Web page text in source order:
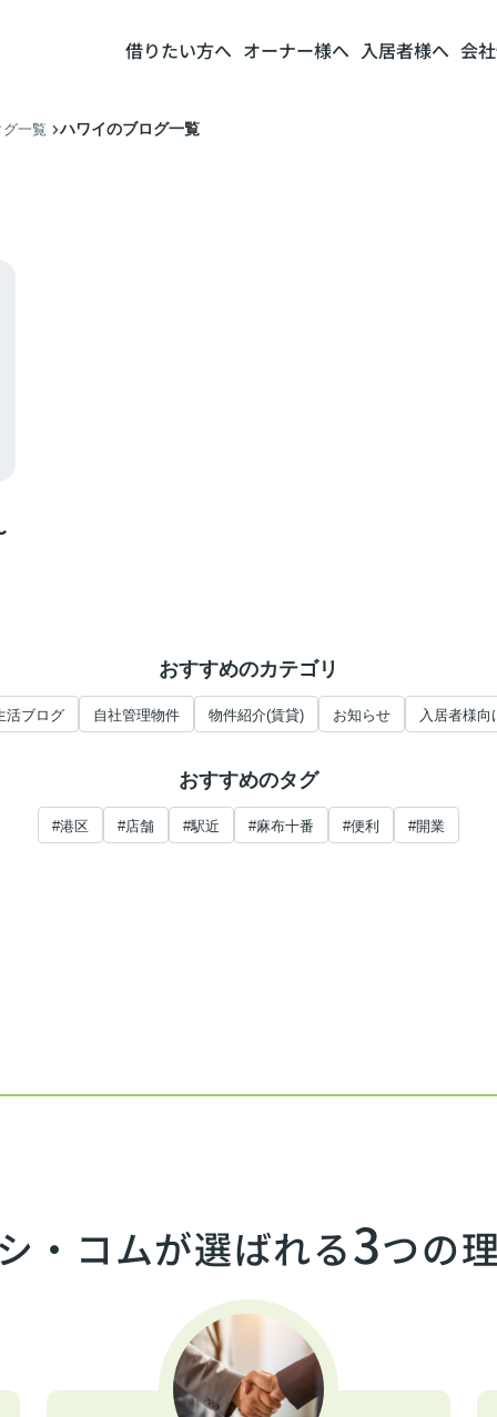
借りたい方へ オーナー様へ 入居者様へ 会
グ一覧 ハワイのブログ一覧
おすすめのカテゴリ
活ブログ 自社管理物件 物件紹介(賃貸) お知らせ 入居者様向
おすすめのタグ
#港区 #店舗 #駅近 #麻布十番 #便利 #開業
・コムが選ばれる3つの